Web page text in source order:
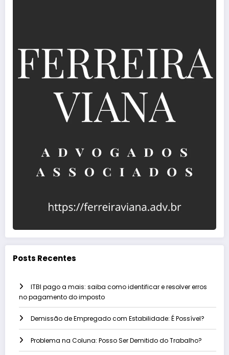
Posts Recentes
ITBI pago a mais: saiba como identificar e resolver erros
no pagamento do imposto
Demissão de Empregado com Estabilidade: É Possível?
Problema na Coluna: Posso Ser Demitido do Trabalho?